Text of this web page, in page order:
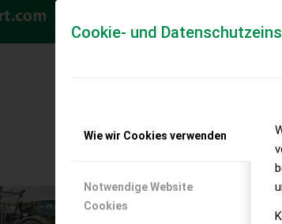
Cookie- und
Wie wir Cookies verwenden
Notwendige Website
Cookies